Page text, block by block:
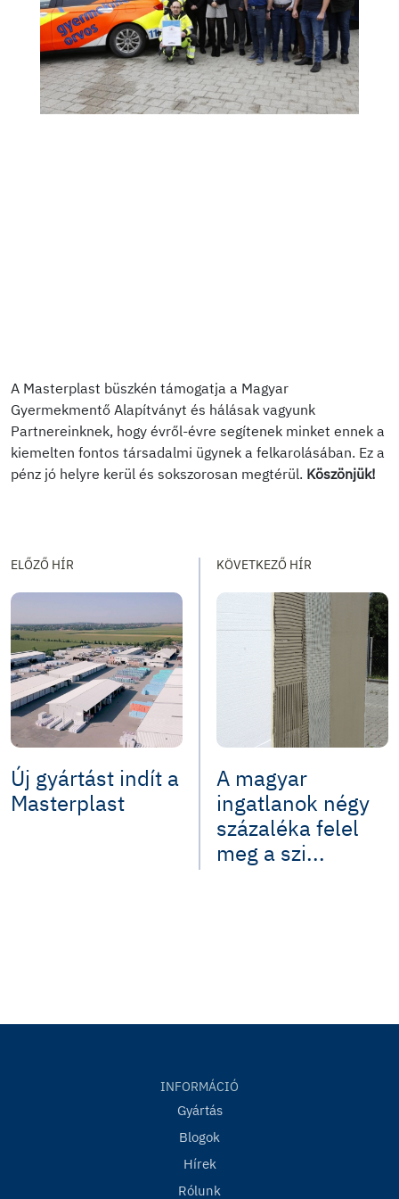
A Masterplast büszkén támogatja a Magyar
Gyermekmentő Alapítványt és hálásak vagyunk
Partnereinknek, hogy évről-évre segítenek minket ennek a
kiemelten fontos társadalmi ügynek a felkarolásában. Ez a
pénz jó helyre kerül és sokszorosan megtérül. Köszönjük!
ELŐZŐ HÍR
Új gyártást indít a
Masterplast
KÖVETKEZŐ HÍR
A magyar
ingatlanok négy
százaléka felel
meg a szi...
INFORMÁCIÓ
Gyártás
Blogok
Hírek
Rólunk